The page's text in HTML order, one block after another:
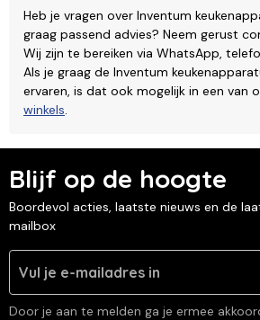
Heb je vragen over Inventum
graag passend advies? Neem gerust
Wij zijn te bereiken via WhatsApp,
Als je graag de Inventum
ervaren, is dat ook mogelijk in een van
winkels
Blijf op de hoogte
Boordevol acties, laatste nieuws en de
mailbox
Door je aan te melden ga je ermee